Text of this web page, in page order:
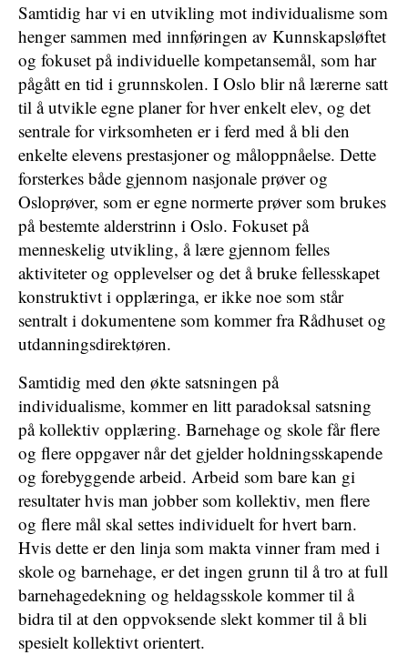
Samtidig har vi en utvikling mot individualisme som
henger sammen med innføringen av Kunnskapsløftet
og fokuset på individuelle kompetansemål, som har
pågått en tid i grunnskolen. I Oslo blir nå lærerne satt
til å utvikle egne planer for hver enkelt elev, og det
sentrale for virksomheten er i ferd med å bli den
enkelte elevens prestasjoner og måloppnåelse. Dette
forsterkes både gjennom nasjonale prøver og
Osloprøver, som er egne normerte prøver som brukes
på bestemte alderstrinn i Oslo. Fokuset på
menneskelig utvikling, å lære gjennom felles
aktiviteter og opplevelser og det å bruke fellesskapet
konstruktivt i opplæringa, er ikke noe som står
sentralt i dokumentene som kommer fra Rådhuset og
utdanningsdirektøren.
Samtidig med den økte satsningen på
individualisme, kommer en litt paradoksal satsning
på kollektiv opplæring. Barnehage og skole får flere
og flere oppgaver når det gjelder holdningsskapende
og forebyggende arbeid. Arbeid som bare kan gi
resultater hvis man jobber som kollektiv, men flere
og flere mål skal settes individuelt for hvert barn.
Hvis dette er den linja som makta vinner fram med i
skole og barnehage, er det ingen grunn til å tro at full
barnehagedekning og heldagsskole kommer til å
bidra til at den oppvoksende slekt kommer til å bli
spesielt kollektivt orientert.